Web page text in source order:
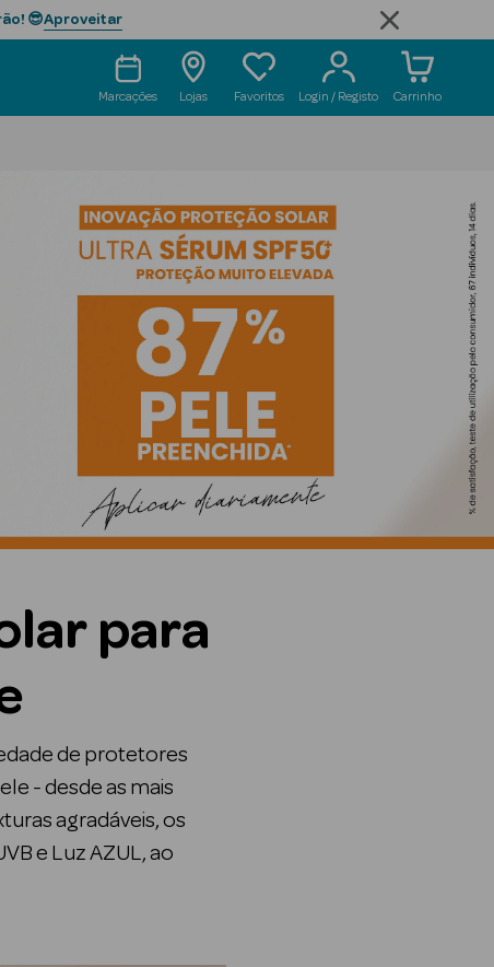
😎Aproveitar
Marcações Lojas Favoritos Login / Registo Carrinho
para
de protetores
- desde as mais
agradáveis, os
e Luz AZUL, ao